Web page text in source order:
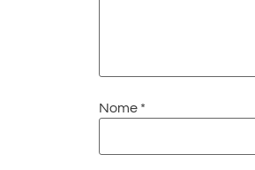
Nome *